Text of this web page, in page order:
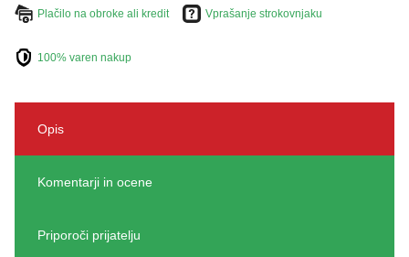
Plačilo na obroke ali kredit Vprašanje strokovnjaku
100% varen nakup
Opis
Komentarji in ocene
Priporoči prijatelju